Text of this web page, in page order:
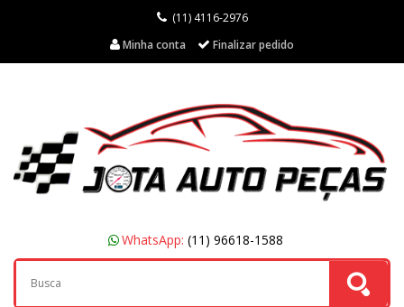
(11) 4116-2976
Minha conta
Finalizar pedido
WhatsApp: (11) 96618-1588